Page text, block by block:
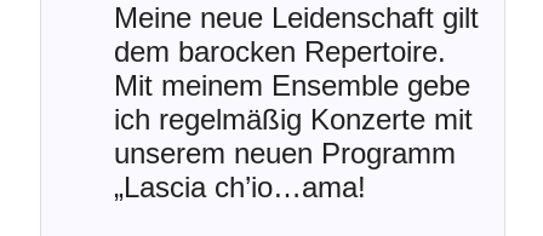
Meine neue Leidenschaft gilt
dem barocken Repertoire.
Mit meinem Ensemble gebe
ich regelmäßig Konzerte mit
unserem neuen Programm
„Lascia ch’io…ama!